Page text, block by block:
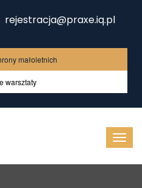
rejestracja@praxe.iq.pl
małoletnich
warsztaty